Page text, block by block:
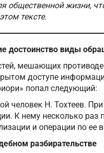
общественной жизни,
тексте.
достоинство виды
мешающих
доступе
попал следующий:
человек Н. Тохтеев.
К нему несколько раз
и операции по ее
разбирательстве